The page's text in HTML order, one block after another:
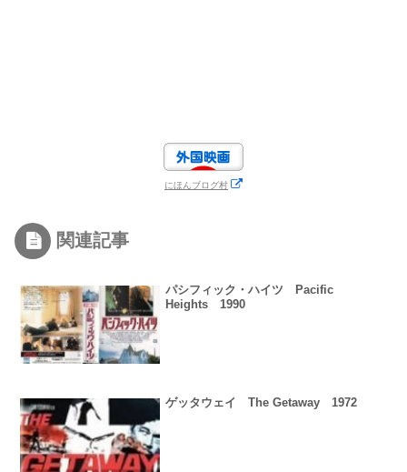
にほんブログ村
関連記事
パシフィック・ハイツ Pacific
Heights 1990
ゲッタウェイ The Getaway 1972